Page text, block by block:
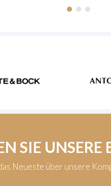
SIE UNSERE
Neueste über unsere